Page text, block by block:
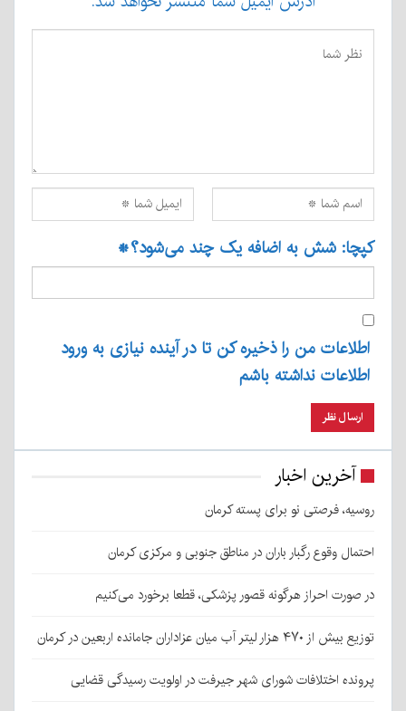
کپچا: شش به اضافه یک چند می‌شود؟*
اطلاعات من را ذخیره کن تا در آینده نیازی به ورود
اطلاعات نداشته باشم
آخرین اخبار
روسیه، فرصتی نو برای پسته کرمان
احتمال وقوع رگبار باران در مناطق جنوبی و مرکزی کرمان
در صورت احراز هرگونه قصور پزشکی، قطعا برخورد می‌کنیم
توزیع بیش از ۴۷۰ هزار لیتر آب میان عزاداران جامانده اربعین در کرمان
پرونده اختلافات شورای شهر جیرفت در اولویت رسیدگی قضایی